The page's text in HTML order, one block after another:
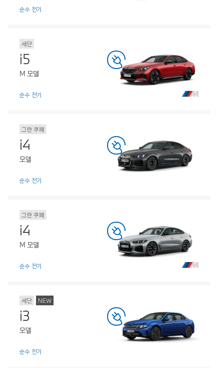
순수 전기
세단
i5
M 모델
순수 전기
그란 쿠페
i4
모델
순수 전기
그란 쿠페
i4
M 모델
순수 전기
세단 NEW
i3
모델
순수 전기